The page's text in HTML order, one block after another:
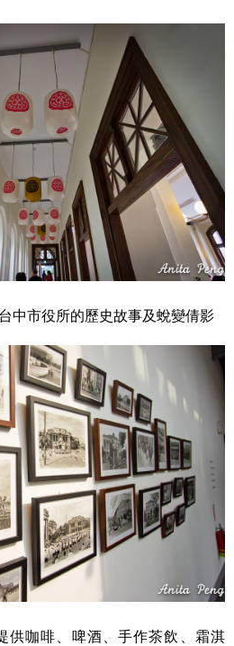
中市役所的歷史故事及蛻變倩影
供咖啡、啤酒、手作茶飲、霜淇